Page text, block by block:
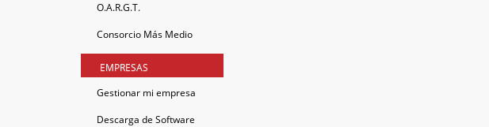
O.A.R.G.T.
Consorcio Más Medio
EMPRESAS
Gestionar mi empresa
Descarga de Software